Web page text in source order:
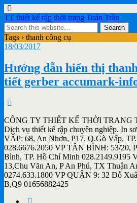
TT thiết kế rập thời trang Toán Trần
Tags › thanh công cụ
18/03/2017
Hướng dẫn hiển thị
tiết gerber accumark-
CÔNG TY THIẾT KẾ THỜI TRANG
Dịch vụ thiết kế rập chuyên nghiệp. In
VẤP: 68, An Nhơn, P17, Q.Gò Vấp,
028.6676.2050 VP TÂN BÌNH: 53/20,
Bình, TP. Hồ Chí Minh 028.2149.9195
13,Chu Văn An, P An Phú, TX Thuận
0274.633.1800 VP QUẬN 9: 32 Đỗ
B,Q9 01656882425